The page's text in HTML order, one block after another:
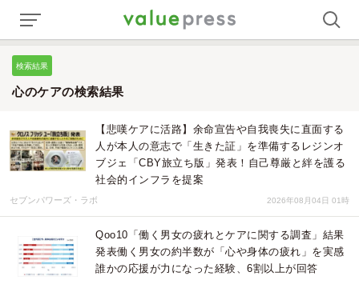
検索結果
心のケアの検索結果
【悲嘆ケアに活路】余命宣告や自我喪失に直面する
人が本人の意志で「生きた証」を準備するレジンオ
ブジェ「CBY旅立ち版」発表！自己尊厳と絆を護る
社会的インフラを提案
セブンパワーズ・ラボ 2026年08月04日 01時
Qoo10「働く男女の疲れとケアに関する調査」結果
発表働く男女の約半数が「心や身体の疲れ」を実感
誰かの応援が力になった経験、6割以上が回答